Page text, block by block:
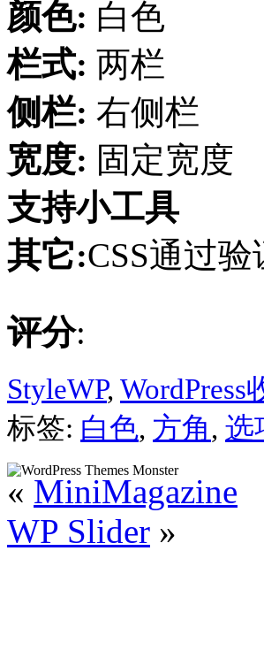
颜色: 白色
栏式: 两栏
侧栏: 右侧栏
宽度: 固定宽度
支持小工具
其它:CSS通过
评分:
StyleWP, WordPress
标签: 白色, 方角, 选
« MiniMagazine
WP Slider »